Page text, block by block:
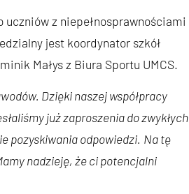
z niepełnosprawnościami
jest koordynator szkół
Małys z Biura Sportu UMCS.
Dzięki naszej współpracy
już zaproszenia do zwykłych
pozyskiwania odpowiedzi. Na tę
nadzieję, że ci potencjalni